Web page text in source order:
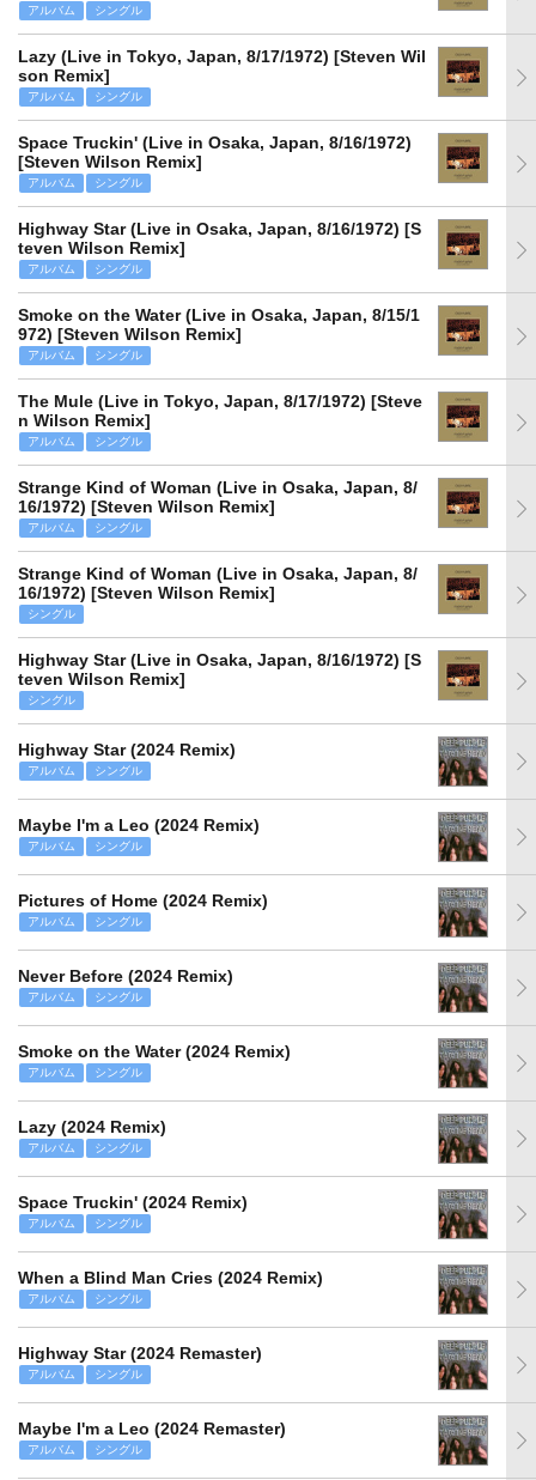
アルバム シングル
Lazy (Live in Tokyo, Japan, 8/17/1972) [Steven Wil
son Remix]
アルバム シングル
Space Truckin' (Live in Osaka, Japan, 8/16/1972)
[Steven Wilson Remix]
アルバム シングル
Highway Star (Live in Osaka, Japan, 8/16/1972) [S
teven Wilson Remix]
アルバム シングル
Smoke on the Water (Live in Osaka, Japan, 8/15/1
972) [Steven Wilson Remix]
アルバム シングル
The Mule (Live in Tokyo, Japan, 8/17/1972) [Steve
n Wilson Remix]
アルバム シングル
Strange Kind of Woman (Live in Osaka, Japan, 8/
16/1972) [Steven Wilson Remix]
アルバム シングル
Strange Kind of Woman (Live in Osaka, Japan, 8/
16/1972) [Steven Wilson Remix]
シングル
Highway Star (Live in Osaka, Japan, 8/16/1972) [S
teven Wilson Remix]
シングル
Highway Star (2024 Remix)
アルバム シングル
Maybe I'm a Leo (2024 Remix)
アルバム シングル
Pictures of Home (2024 Remix)
アルバム シングル
Never Before (2024 Remix)
アルバム シングル
Smoke on the Water (2024 Remix)
アルバム シングル
Lazy (2024 Remix)
アルバム シングル
Space Truckin' (2024 Remix)
アルバム シングル
When a Blind Man Cries (2024 Remix)
アルバム シングル
Highway Star (2024 Remaster)
アルバム シングル
Maybe I'm a Leo (2024 Remaster)
アルバム シングル